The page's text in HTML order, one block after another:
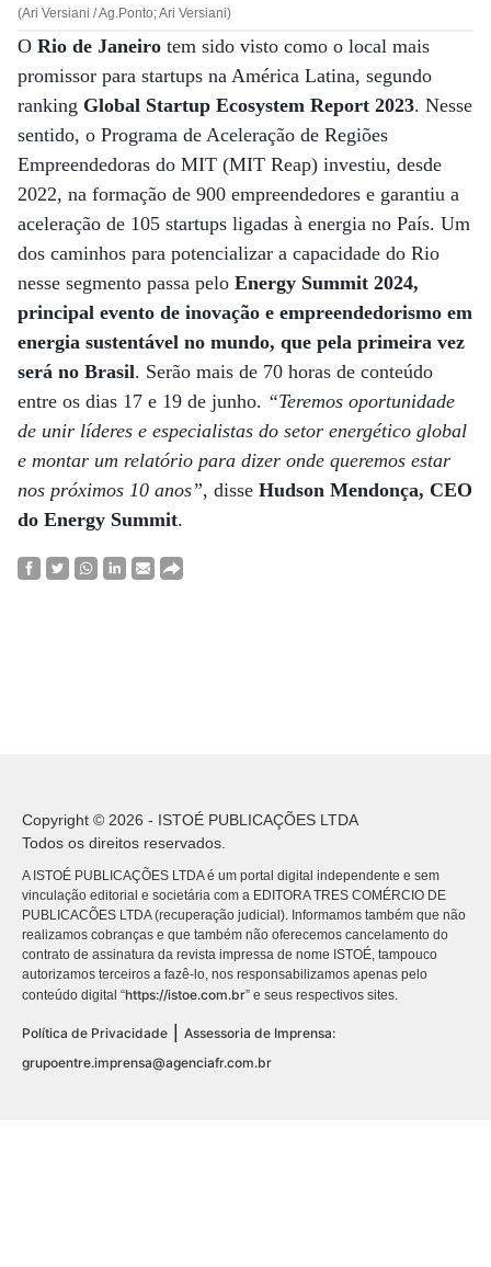
(Ari Versiani / Ag.Ponto; Ari Versiani)
O Rio de Janeiro tem sido visto como o local mais
promissor para startups na América Latina, segundo
ranking Global Startup Ecosystem Report 2023. Nesse
sentido, o Programa de Aceleração de Regiões
Empreendedoras do MIT (MIT Reap) investiu, desde
2022, na formação de 900 empreendedores e garantiu a
aceleração de 105 startups ligadas à energia no País. Um
dos caminhos para potencializar a capacidade do Rio
nesse segmento passa pelo Energy Summit 2024,
principal evento de inovação e empreendedorismo em
energia sustentável no mundo, que pela primeira vez
será no Brasil. Serão mais de 70 horas de conteúdo
entre os dias 17 e 19 de junho. “Teremos oportunidade
de unir líderes e especialistas do setor energético global
e montar um relatório para dizer onde queremos estar
nos próximos 10 anos”, disse Hudson Mendonça, CEO
do Energy Summit.
Copyright © 2026 - ISTOÉ PUBLICAÇÕES LTDA
Todos os direitos reservados.
A ISTOÉ PUBLICAÇÕES LTDA é um portal digital independente e sem
vinculação editorial e societária com a EDITORA TRES COMÉRCIO DE
PUBLICACÕES LTDA (recuperação judicial). Informamos também que não
realizamos cobranças e que também não oferecemos cancelamento do
contrato de assinatura da revista impressa de nome ISTOÉ, tampouco
autorizamos terceiros a fazê-lo, nos responsabilizamos apenas pelo
conteúdo digital “https://istoe.com.br” e seus respectivos sites.
Política de Privacidade
Assessoria de Imprensa:
grupoentre.imprensa@agenciafr.com.br